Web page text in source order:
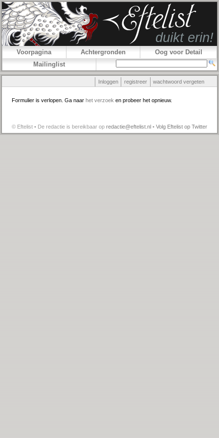
Voorpagina Achtergronden
Oog voor Detail
Mailinglist
Inloggen registreer wachtwoord vergeten
Formulier is verlopen. Ga naar het verzoek en probeer het opnieuw.
© Eftelist • De redactie is bereikbaar op redactie@eftelist.nl • Volg Eftelist op Twitter